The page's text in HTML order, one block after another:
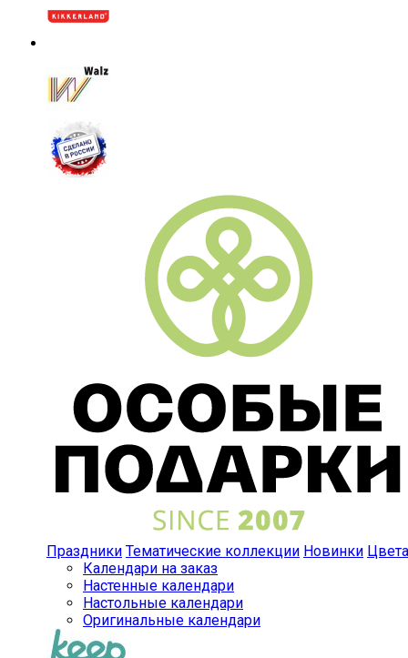
Праздники Тематические коллекции Новинки Цвета
Календари на заказ
Настенные календари
Настольные календари
Оригинальные календари